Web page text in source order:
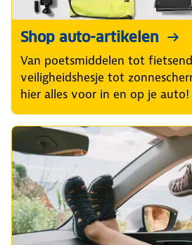
Shop auto-artikelen
Van poetsmiddelen tot
veiligheidshesje tot
hier alles voor in en op je auto!